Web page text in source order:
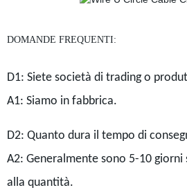
DOMANDE FREQUENTI:
D1: Siete società di trading o
A1: Siamo in fabbrica.
D2: Quanto dura il tempo di
A2: Generalmente sono 5-10 giorni
alla quantità.